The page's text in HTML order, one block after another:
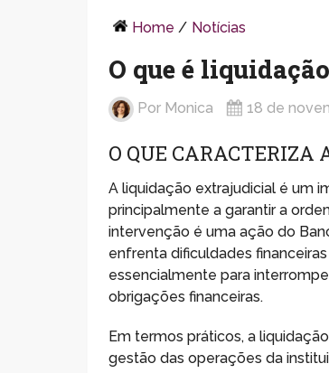
Home / Notícias
O que é
Por Monica 18 de
O QUE
A liquidação extrajudicial é um
principalmente a garantir a
intervenção é uma ação do
enfrenta dificuldades
essencialmente para
obrigações financeiras.
Em termos práticos, a
gestão das operações da